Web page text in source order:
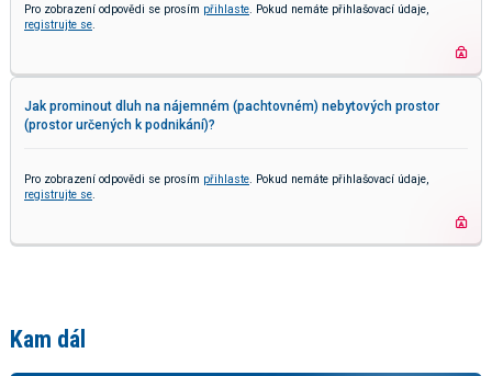
Pro zobrazení odpovědi se prosím přihlaste . Pokud nemáte přihlašovací údaje,
registrujte se
Jak prominout dluh na nájemném (pachtovném) nebytových prostor
(prostor určených k podnikání)?
Pro zobrazení odpovědi se prosím přihlaste . Pokud nemáte přihlašovací údaje,
registrujte se
Kam dál